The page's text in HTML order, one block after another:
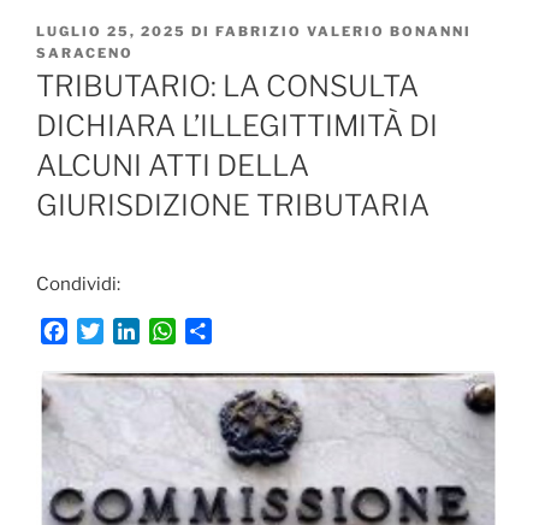
PUBBLICATO
IL
LUGLIO 25, 2025 DI FABRIZIO VALERIO BONANNI
SARACENO
TRIBUTARIO: LA CONSULTA
DICHIARA L’ILLEGITTIMITÀ DI
ALCUNI ATTI DELLA
GIURISDIZIONE TRIBUTARIA
Condividi:
c
b
o
k
i
r
n
I
n
W
a
t
p
p
n
d
i
d